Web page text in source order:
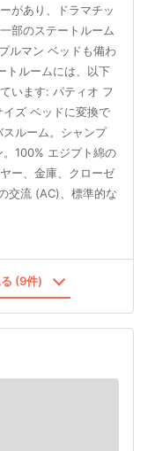
があり、ドラマチッ
部のステートルーム
ルマン ベッドも備わ
トルームには、以下
います: パティオ フ
ズ ベッドに変換で
ルーム。シャンプ
100% エジプト綿の
ー、金庫、クローゼ
交流 (AC)、標準的な
(9件)